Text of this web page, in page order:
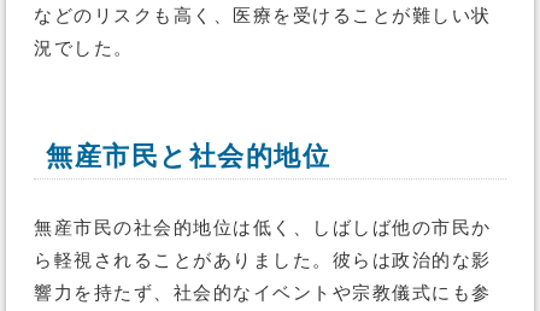
などのリスクも高く、医療を受けることが難しい状
況でした。
無産市民と社会的地位
無産市民の社会的地位は低く、しばしば他の市民か
ら軽視されることがありました。彼らは政治的な影
響力を持たず、社会的なイベントや宗教儀式にも参